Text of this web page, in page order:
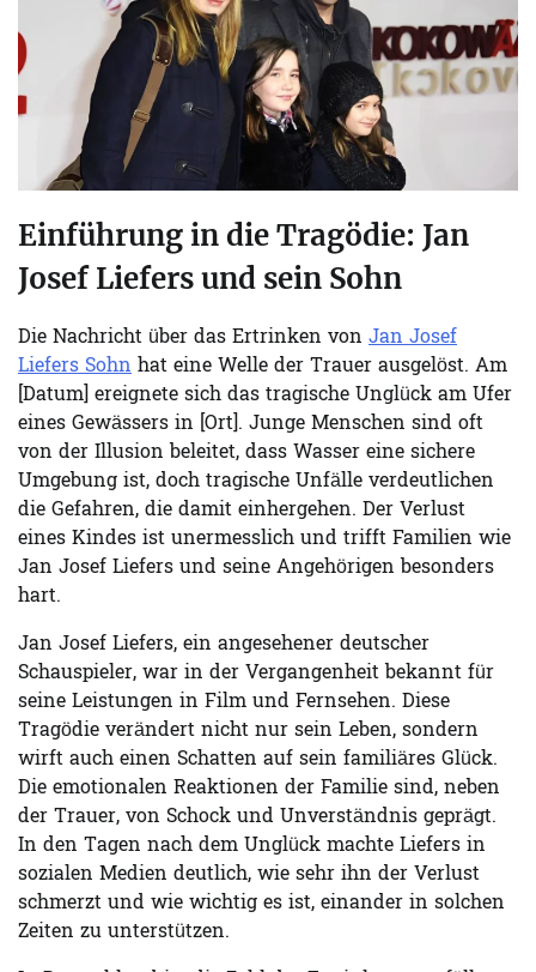
Einführung in die Tragödie: Jan
Josef Liefers und sein Sohn
Die Nachricht über das Ertrinken von Jan Josef
Liefers Sohn hat eine Welle der Trauer ausgelöst. Am
[Datum] ereignete sich das tragische Unglück am Ufer
eines Gewässers in [Ort]. Junge Menschen sind oft
von der Illusion beleitet, dass Wasser eine sichere
Umgebung ist, doch tragische Unfälle verdeutlichen
die Gefahren, die damit einhergehen. Der Verlust
eines Kindes ist unermesslich und trifft Familien wie
Jan Josef Liefers und seine Angehörigen besonders
hart.
Jan Josef Liefers, ein angesehener deutscher
Schauspieler, war in der Vergangenheit bekannt für
seine Leistungen in Film und Fernsehen. Diese
Tragödie verändert nicht nur sein Leben, sondern
wirft auch einen Schatten auf sein familiäres Glück.
Die emotionalen Reaktionen der Familie sind, neben
der Trauer, von Schock und Unverständnis geprägt.
In den Tagen nach dem Unglück machte Liefers in
sozialen Medien deutlich, wie sehr ihn der Verlust
schmerzt und wie wichtig es ist, einander in solchen
Zeiten zu unterstützen.